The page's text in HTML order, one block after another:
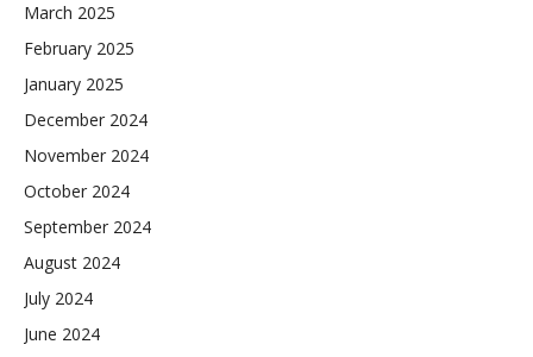
March 2025
February 2025
January 2025
December 2024
November 2024
October 2024
September 2024
August 2024
July 2024
June 2024